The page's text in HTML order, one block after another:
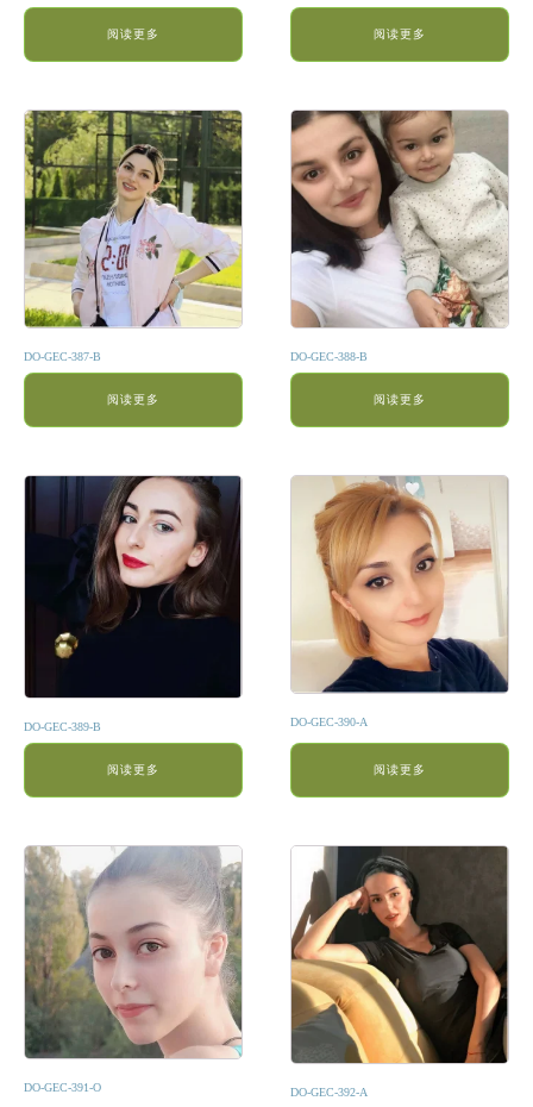
阅读更多 阅读更多
DO-GEC-387-B
阅读更多
DO-GEC-388-B
阅读更多
DO-GEC-389-B
阅读更多
DO-GEC-390-A
阅读更多
DO-GEC-391-O DO-GEC-392-A